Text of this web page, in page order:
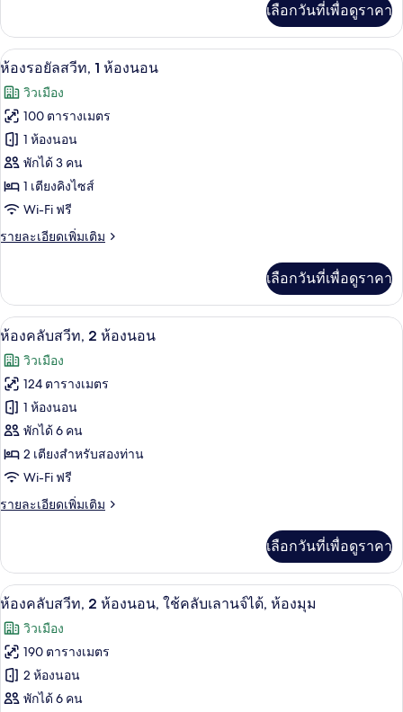
1
เตียง,
ห้อง
มุม
เกี่ยว
กับ
ห้อง
เตียง
คิง
ไซส์
เตียง,
ห้อง
มุม
เลือกวันที่เพื่อดูราคา
เปิด
ภาพถ่าย
ทั้งหมด
ของ
ห้อง
รอยัล
สวีท,
1
นอน
ห้องรอยัลสวีท, 1 ห้องนอน | ห้องนั่งเล่
8
ห้องรอยัลสวีท, 1 ห้องนอน
วิวเมือง
100 ตารางเมตร
1 ห้องนอน
พักได้ 3 คน
1 เตียงคิงไซส์
Wi-Fi ฟรี
รายละเอียดเพิ่มเติม
ราย
เกี่ยว
กับ
ห้อง
สวี
ท,
ห้อง
นอน
เลือกวันที่เพื่อดูราคา
เปิด
ภาพถ่าย
ทั้งหมด
ของ
ห้อง
คลับ
สวีท,
2
นอน
ห้องคลับสวีท, 2 ห้องนอน | ห้องนั่งเล่น
6
ห้องคลับสวีท, 2 ห้องนอน
วิวเมือง
124 ตารางเมตร
1 ห้องนอน
พักได้ 6 คน
2 เตียงสำหรับสองท่าน
Wi-Fi ฟรี
รายละเอียดเพิ่มเติม
ราย
เกี่ยว
กับ
ห้อง
สวี
ท,
ห้อง
นอน
เลือกวันที่เพื่อดูราคา
เปิด
ภาพถ่าย
ทั้งหมด
ของ
ห้อง
ห้องคลับสวีท, 2 ห้องนอน, ใช้คลับเลา
7
ห้องคลับสวีท, 2 ห้องนอน, ใช้คลับเลานจ์ได้, ห้องมุม
วิวเมือง
190 ตารางเมตร
2 ห้องนอน
พักได้ 6 คน